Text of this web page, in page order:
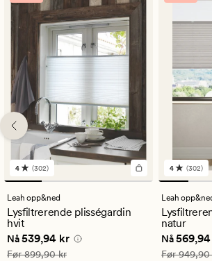
302
anmeldelser
med
en
gjennomsnittlig
vurdering
på
4
4 (302)
Leah opp&ned
Lysfiltrerende plisségardin
hvit
Nåværende pris
Nå539,94 kr
Vanlig pris 899,90 kr
Før899,90 kr
302
med
en
vurdering
på
4
4 (302)
Leah
natur
Nå
Vanlig pris
Før949,90